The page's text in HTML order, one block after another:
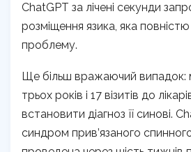
ChatGPT за лічені секунди
розміщення язика, яка
проблему.
Ще більш вражаючий випадок:
трьох років і 17 візитів до
встановити діагноз її синові.
синдром прив’язаного